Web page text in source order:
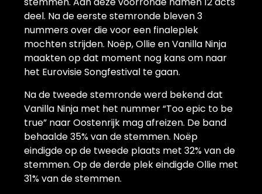
deel. Na de eerste stemronde bleven 3
nummers over die voor een finaleplek
mochten strijden. Noëp, Ollie en Vanilla Ninja
maakten op dat moment nog kans om naar
het Eurovisie Songfestival te gaan.
Na de tweede stemronde werd bekend dat
Vanilla Ninja met het nummer “Too epic to be
true” naar Oostenrijk mag afreizen. De band
behaalde 35% van de stemmen. Noëp
eindigde op de tweede plaats met 32% van de
stemmen. Op de derde plek eindigde Ollie met
31% van de stemmen.